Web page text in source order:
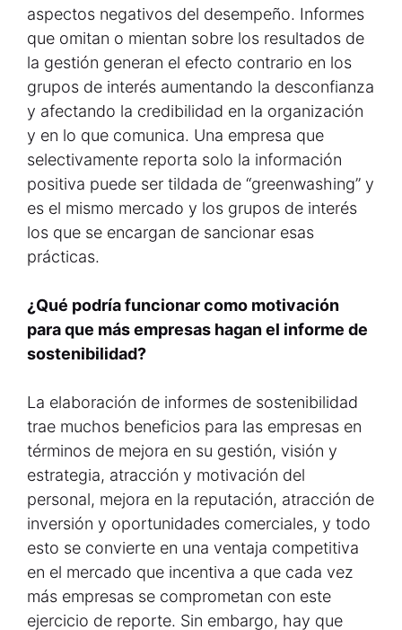
aspectos negativos del desempeño. Informes
que omitan o mientan sobre los resultados de
la gestión generan el efecto contrario en los
grupos de interés aumentando la desconfianza
y afectando la credibilidad en la organización
y en lo que comunica. Una empresa que
selectivamente reporta solo la información
positiva puede ser tildada de “greenwashing” y
es el mismo mercado y los grupos de interés
los que se encargan de sancionar esas
prácticas.
¿Qué podría funcionar como motivación
para que más empresas hagan el informe de
sostenibilidad?
La elaboración de informes de sostenibilidad
trae muchos beneficios para las empresas en
términos de mejora en su gestión, visión y
estrategia, atracción y motivación del
personal, mejora en la reputación, atracción de
inversión y oportunidades comerciales, y todo
esto se convierte en una ventaja competitiva
en el mercado que incentiva a que cada vez
más empresas se comprometan con este
ejercicio de reporte. Sin embargo, hay que